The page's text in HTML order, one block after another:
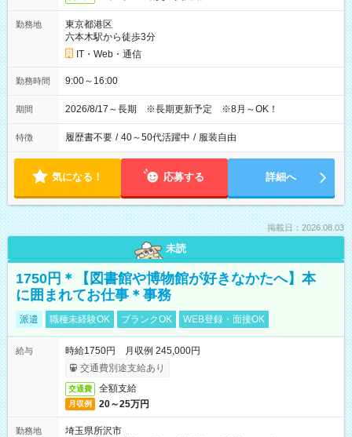
勤務地
東京都港区
六本木駅から徒歩3分
IT・Web・通信
勤務時間 9:00～16:00
期間 2026/8/17～長期 ※長期更新予定 ※8月～OK！
特徴 履歴書不要 / 40～50代活躍中 / 服装自由
気になる！ 応募する 詳細へ
掲載日：2026.08.03
未読
1750円＊【図書館や博物館が好きなかたへ】本
に囲まれてお仕事＊事務
派遣 職種未経験OK ブランクOK WEB登録・面接OK
給与
時給1750円 月収例 245,000円
交通費別途支給あり
交通費 全額支給
月収例 20～25万円
勤務地
埼玉県所沢市